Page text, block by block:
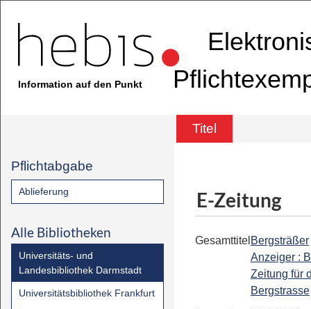
Information auf den Punkt
Titel
Pflichtabgabe
Ablieferung
Alle Bibliotheken
Universitäts- und
Landesbibliothek Darmstadt
Universitätsbibliothek Frankfurt
E-Zeitung
Gesamttitel Bergsträßer
Anzeiger :
Zeitung für
Bergstrasse